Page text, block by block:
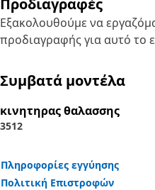
Προδιαγραφές
Εξακολουθούμε να
προδιαγραφής για αυτό το
Συμβατά μοντέλα
κινητηρας θαλασσης
3512
Πληροφορίες εγγύησης
Πολιτική Επιστροφών